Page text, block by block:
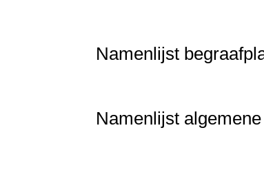
Namenlijst
Namenlijst